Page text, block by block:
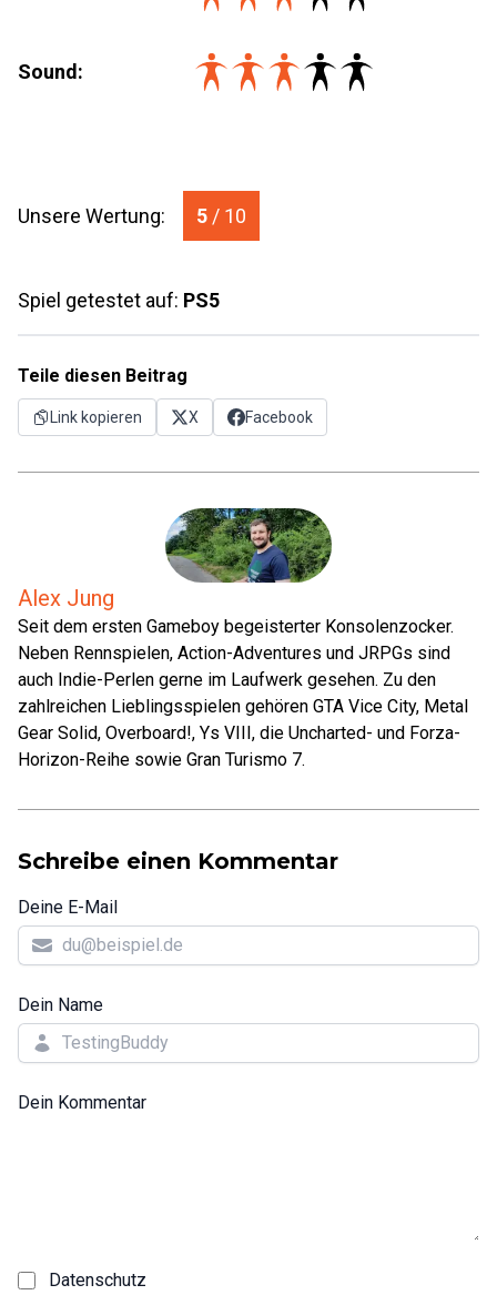
Sound:
Unsere Wertung: 5 / 10
Spiel getestet auf: PS5
Teile diesen Beitrag
Link kopieren X Facebook
Alex Jung
Seit dem ersten Gameboy begeisterter Konsolenzocker.
Neben Rennspielen, Action-Adventures und JRPGs sind
auch Indie-Perlen gerne im Laufwerk gesehen. Zu den
zahlreichen Lieblingsspielen gehören GTA Vice City, Metal
Gear Solid, Overboard!, Ys VIII, die Uncharted- und Forza-
Horizon-Reihe sowie Gran Turismo 7.
Schreibe einen Kommentar
Deine E-Mail
Dein Name
Dein Kommentar
Datenschutz